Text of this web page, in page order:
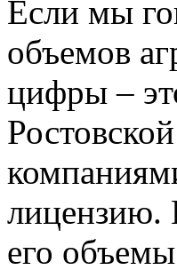
Если мы
объемов
цифры –
лицензию.
его